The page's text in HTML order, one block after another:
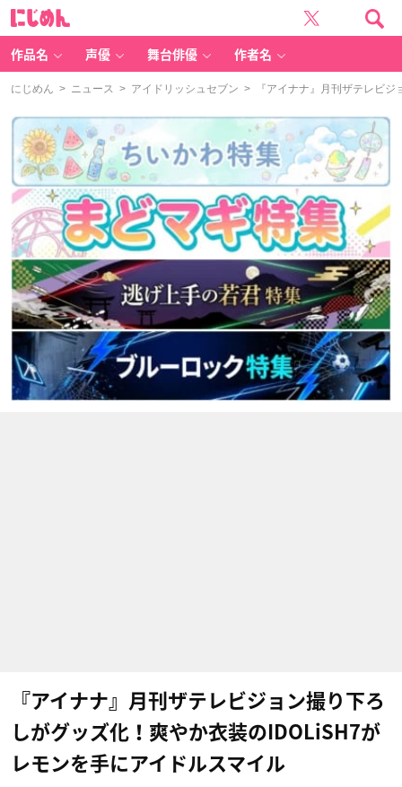
作品名 声優 舞台俳優 作者名
にじめん > ニュース > アイドリッシュセブン > 『アイナナ』月刊ザテレビジ
『アイナナ』月刊ザテレビジョン撮り下ろ
しがグッズ化！爽やか衣装のIDOLiSH7が
レモンを手にアイドルスマイル